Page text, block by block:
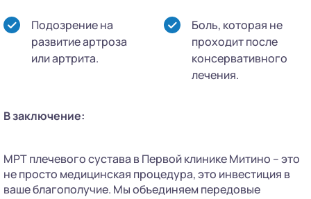
Подозрение на
развитие артроза
или артрита.
Боль, которая не
проходит после
консервативного
лечения.
В заключение:
МРТ плечевого сустава в Первой клинике Митино – это
не просто медицинская процедура, это инвестиция в
ваше благополучие. Мы объединяем передовые